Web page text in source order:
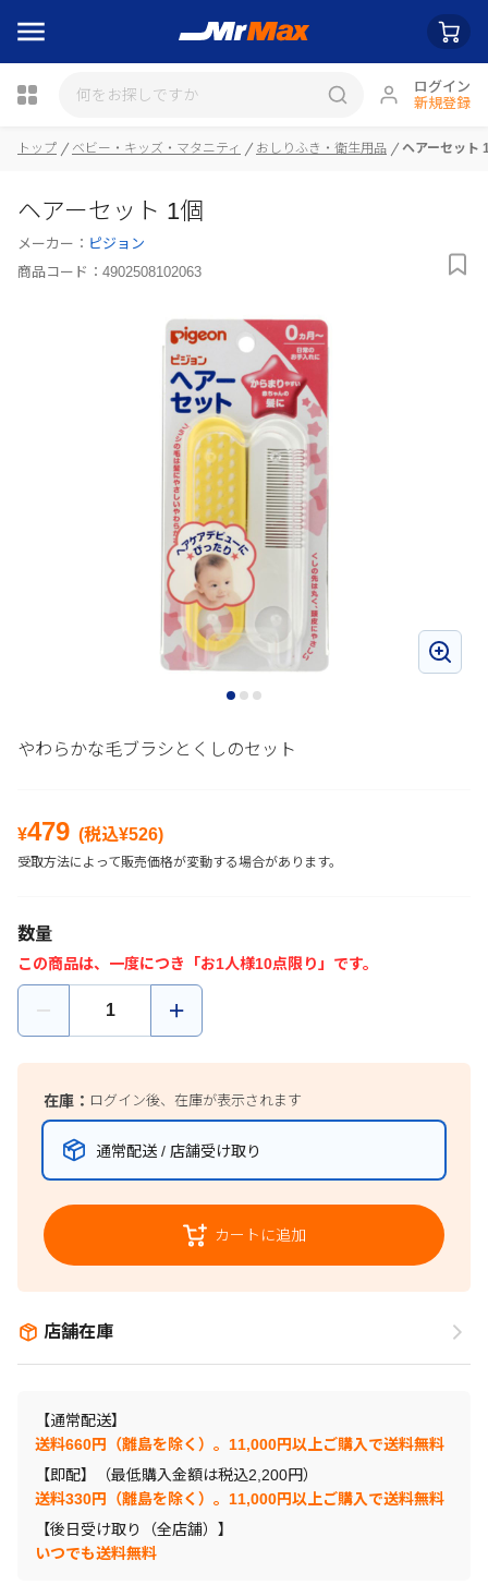
ログイン
新規登録
トップ ベビー・キッズ・マタニティ おしりふき・衛生用品 ヘアーセット
ヘアーセット 1個
メーカー： ピジョン
商品コード： 4902508102063
やわらかな毛ブラシとくしのセット
¥479 (税込¥526)
受取方法によって販売価格が変動する場合があります。
数量
この商品は、一度につき「お1人様10点限り」です。
在庫： ログイン後、在庫が表示されます
通常配送 / 店舗受け取り
カートに追加
店舗在庫
【通常配送】
送料660円（離島を除く）。11,000円以上ご購入で送料無料
【即配】（最低購入金額は税込2,200円）
送料330円（離島を除く）。11,000円以上ご購入で送料無料
【後日受け取り（全店舗）】
いつでも送料無料